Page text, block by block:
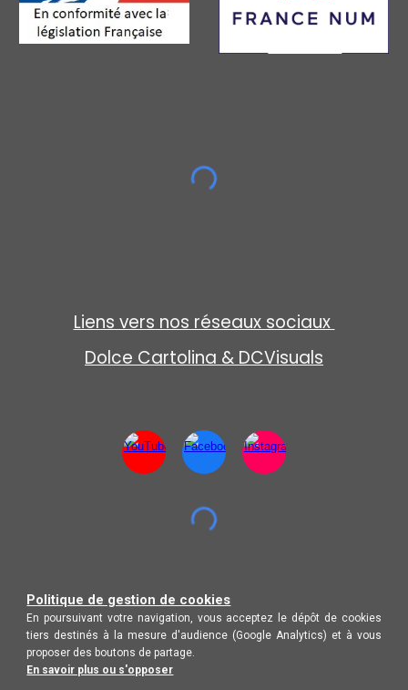
Liens vers nos réseaux sociaux
Dolce Cartolina & DCVisuals
Politique de gestion de cookies
En poursuivant votre navigation, vous acceptez le dépôt de cookies
tiers destinés à la mesure d'audience (Google Analytics) et à vous
proposer des boutons de partage.
En savoir plus ou s'opposer